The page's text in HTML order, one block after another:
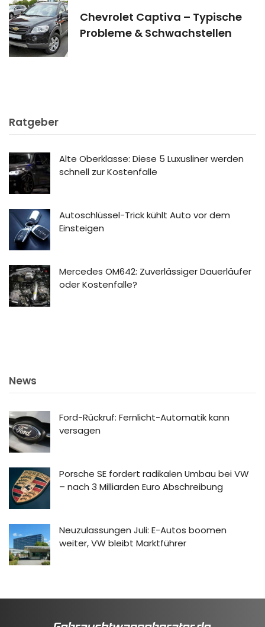
Chevrolet Captiva – Typische
Probleme & Schwachstellen
Ratgeber
Alte Oberklasse: Diese 5 Luxusliner werden
schnell zur Kostenfalle
Autoschlüssel-Trick kühlt Auto vor dem
Einsteigen
Mercedes OM642: Zuverlässiger Dauerläufer
oder Kostenfalle?
News
Ford-Rückruf: Fernlicht-Automatik kann
versagen
Porsche SE fordert radikalen Umbau bei VW
– nach 3 Milliarden Euro Abschreibung
Neuzulassungen Juli: E-Autos boomen
weiter, VW bleibt Marktführer